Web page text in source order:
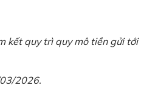
kết quy trì quy mô tiền gửi tới
2026.